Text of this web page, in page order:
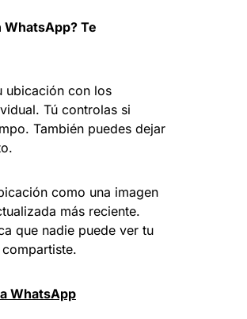
Te
ubicación con los
Tú controlas si
También puedes dejar
como una imagen
más reciente.
que nadie puede ver tu
WhatsApp